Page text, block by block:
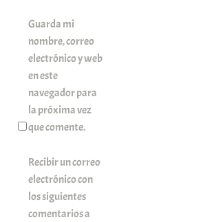
Guarda mi
nombre, correo
electrónico y web
en este
navegador para
la próxima vez
que comente.
Recibir un correo
electrónico con
los siguientes
comentarios a